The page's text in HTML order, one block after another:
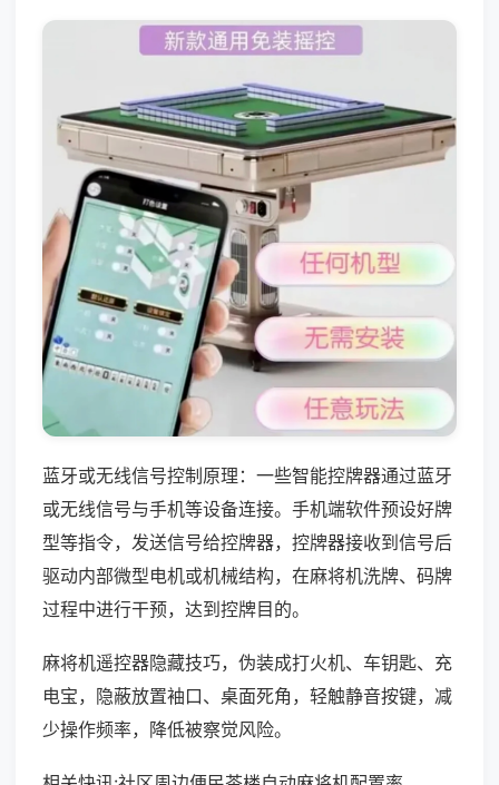
蓝牙或无线信号控制原理：一些智能控牌器通过蓝牙
或无线信号与手机等设备连接。手机端软件预设好牌
型等指令，发送信号给控牌器，控牌器接收到信号后
驱动内部微型电机或机械结构，在麻将机洗牌、码牌
过程中进行干预，达到控牌目的。
麻将机遥控器隐藏技巧，伪装成打火机、车钥匙、充
电宝，隐蔽放置袖口、桌面死角，轻触静音按键，减
少操作频率，降低被察觉风险。